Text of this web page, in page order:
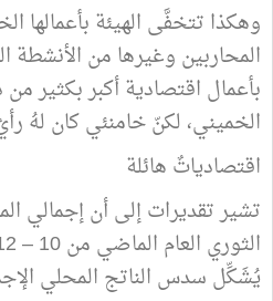
وهكذا تتخفَّى الهيئة بأعمالها
المحاربين وغيرها من الأنشطة
بأعمال اقتصادية أكبر بكثير
الخميني، لكنّ خامنئي كان لهُ
اقتصادياتٌ هائلة
تشير تقديرات إلى أن إجمالي
يُشَكِّل سدس الناتج المحلي